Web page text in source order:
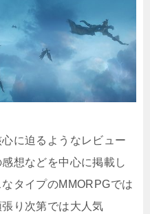
に迫るようなレビュー
想などを中心に掲載し
タイプのMMORPGでは
り次第では大人気